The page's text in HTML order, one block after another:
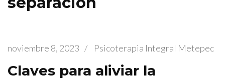
noviembre 8, 2023 / Psicoterapia Integral Metepec
Claves para aliviar la